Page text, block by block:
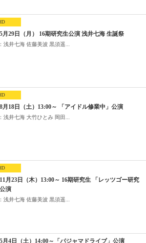
月29日（月） 16期研究生公演 浅井七海 生誕祭
浅井七海 佐藤美波 黒須遥...
月18日（土）13:00～ 「アイドル修業中」公演
浅井七海 大竹ひとみ 岡田...
月23日（木）13:00～ 16期研究生 「レッツゴー研究
演
浅井七海 佐藤美波 黒須遥...
月4日（土）14:00～「パジャマドライブ」公演